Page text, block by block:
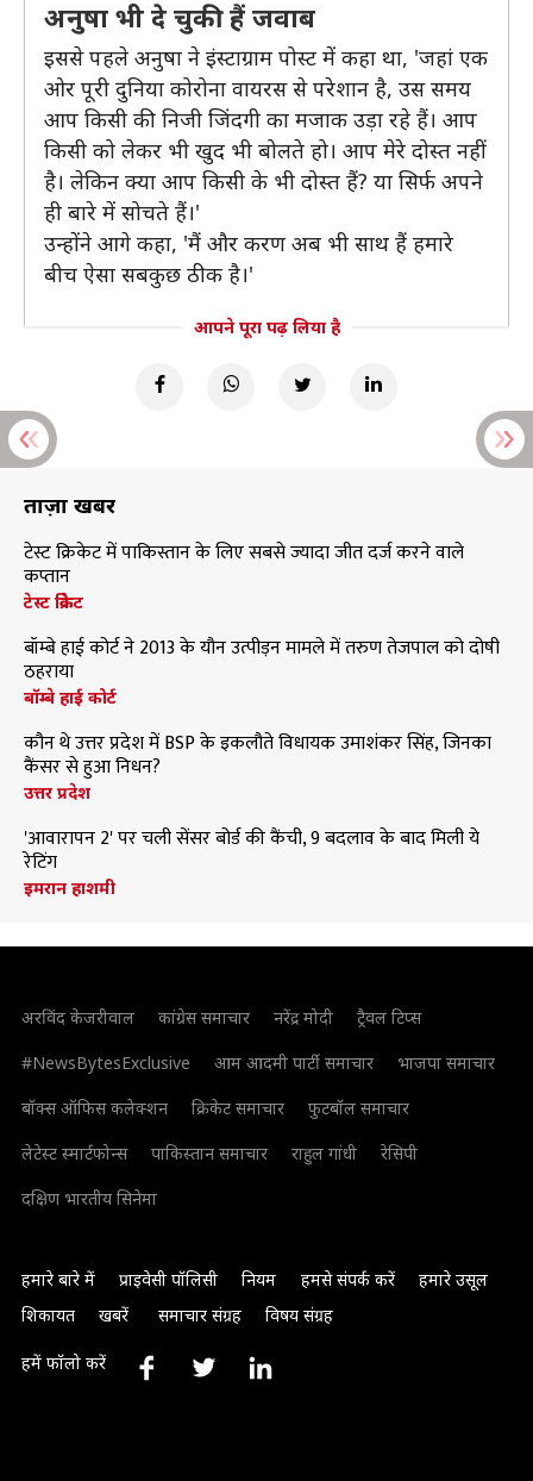
अनुषा भी दे चुकी हैं जवाब
इससे पहले अनुषा ने इंस्टाग्राम पोस्ट में कहा था, 'जहां एक
ओर पूरी दुनिया कोरोना वायरस से परेशान है, उस समय
आप किसी की निजी जिंदगी का मजाक उड़ा रहे हैं। आप
किसी को लेकर भी खुद भी बोलते हो। आप मेरे दोस्त नहीं
है। लेकिन क्या आप किसी के भी दोस्त हैं? या सिर्फ अपने
ही बारे में सोचते हैं।'
उन्होंने आगे कहा, 'मैं और करण अब भी साथ हैं हमारे
बीच ऐसा सबकुछ ठीक है।'
आपने पूरा पढ़ लिया है
ताज़ा खबरें
टेस्ट क्रिकेट में पाकिस्तान के लिए सबसे ज्यादा जीत दर्ज करने वाले
कप्तान
टेस्ट क्रिकेट
बॉम्बे हाई कोर्ट ने 2013 के यौन उत्पीड़न मामले में तरुण तेजपाल को दोषी
ठहराया
बॉम्बे हाई कोर्ट
कौन थे उत्तर प्रदेश में BSP के इकलौते विधायक उमाशंकर सिंह, जिनका
कैंसर से हुआ निधन?
उत्तर प्रदेश
'आवारापन 2' पर चली सेंसर बोर्ड की कैंची, 9 बदलाव के बाद मिली ये
रेटिंग
इमरान हाशमी
अरविंद केजरीवाल कांग्रेस समाचार नरेंद्र मोदी
ट्रैवल टिप्स
#NewsBytesExclusive
आम आदमी पार्टी समाचार
भाजपा समाचार
बॉक्स ऑफिस कलेक्शन
क्रिकेट समाचार
फुटबॉल समाचार
लेटेस्ट स्मार्टफोन्स
पाकिस्तान समाचार राहुल गांधी
रेसिपी
दक्षिण भारतीय सिनेमा
हमारे बारे में प्राइवेसी पॉलिसी नियम हमसे संपर्क करें
हमारे उसूल
शिकायत
खबरें समाचार संग्रह विषय संग्रह
हमें फॉलो करें